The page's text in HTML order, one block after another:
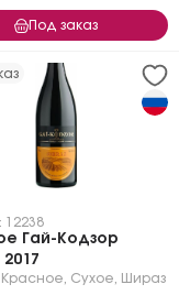
Под заказ
12238
Гай-Кодзор
Красное Сухое
Шираз